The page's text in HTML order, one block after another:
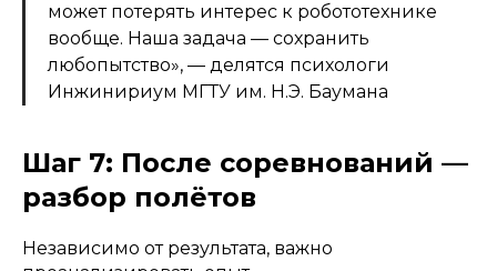
может потерять интерес к робототехнике
вообще. Наша задача — сохранить
любопытство», — делятся психологи
Инжинириум МГТУ им. Н.Э. Баумана
Шаг 7: После соревнований —
разбор полётов
Независимо от результата, важно